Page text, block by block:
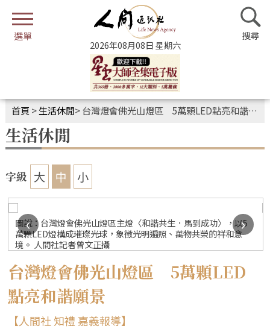
2026年08月08日 星期六
首頁 >生活休閒>台灣燈會佛光山燈區 5萬顆LED點亮和諧願景
生活休閒
字級 大 中 小
圖說：台灣燈會佛光山燈區主燈〈和諧共生．馬到成功〉，以5
萬顆LED燈構成璀璨光球，象徵光明遍照、萬物共榮的祥和意
境。 人間社記者曾文正攝
‹ ›
台灣燈會佛光山燈區 5萬顆LED
點亮和諧願景
【人間社 知禮 嘉義報導】